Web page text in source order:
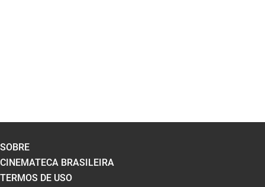
SOBRE
CINEMATECA BRASILEIRA
TERMOS DE USO